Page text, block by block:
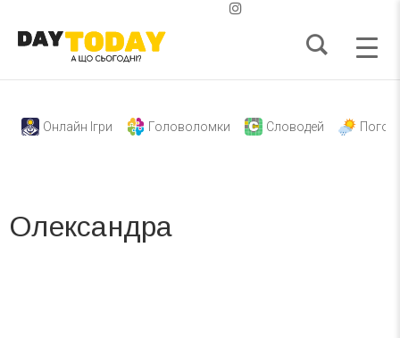
Онлайн Ігри Головоломки Словодей
Олександра